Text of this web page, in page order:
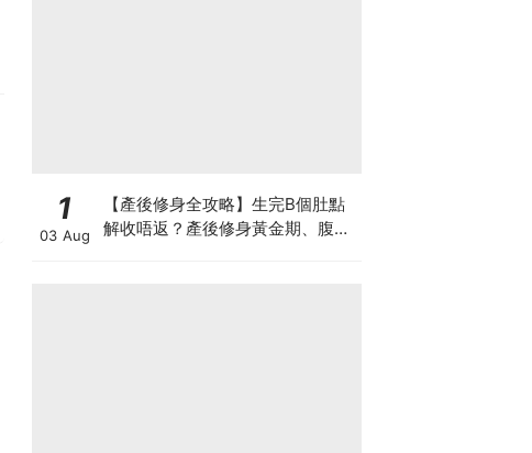
1
03 Aug
【產後修身全攻略】生完B個肚點
解收唔返？產後修身黃金期、腹直